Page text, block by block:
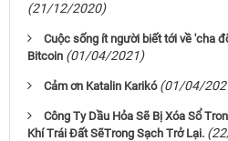
(21/12/2020)
Cuộc sống ít người biết tới về 'cha
Bitcoin (01/04/2021)
Cảm ơn Katalin Karikó (01/04/
Công Ty Dầu Hỏa Sẽ Bị Xóa Sổ
Khí Trái Đất SẽTrong Sạch Trở Lại.